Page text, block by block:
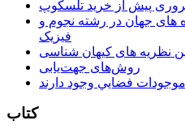
پیش از خرید تلسکوپ
های جهان در رشته نجوم و
فیزیک
نظریه های کیهان شناسی
روش‌های جهت‌یابی
کتاب